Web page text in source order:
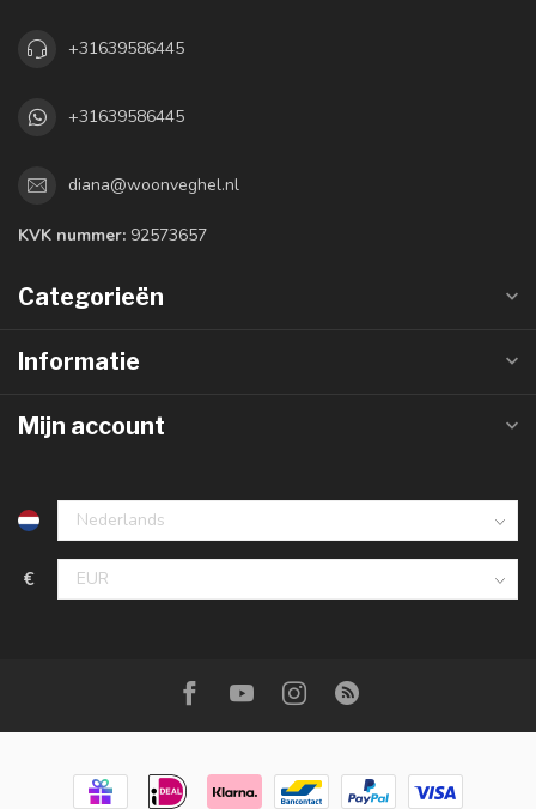
+31639586445
+31639586445
diana@woonveghel.nl
KVK nummer: 92573657
Categorieën
Informatie
Mijn account
€